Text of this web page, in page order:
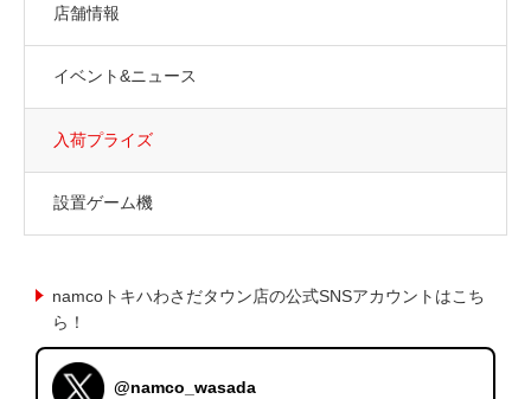
店舗情報
イベント&ニュース
入荷プライズ
設置ゲーム機
namcoトキハわさだタウン店の公式SNSアカウントはこち
ら！
@namco_wasada